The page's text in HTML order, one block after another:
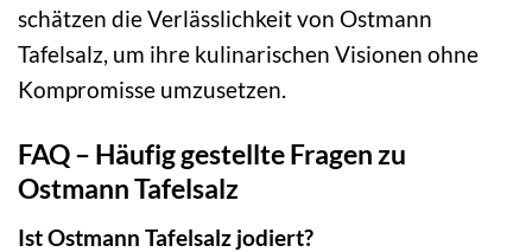
schätzen die Verlässlichkeit von Ostmann
Tafelsalz, um ihre kulinarischen Visionen ohne
Kompromisse umzusetzen.
FAQ – Häufig gestellte Fragen zu
Ostmann Tafelsalz
Ist Ostmann Tafelsalz jodiert?